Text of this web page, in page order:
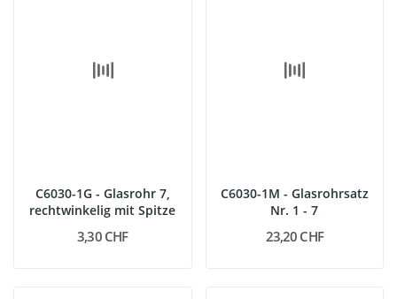
C6030-1G - Glasrohr 7,
rechtwinkelig mit Spitze
3,30 CHF
C6030-1M - Glasrohrsatz
Nr. 1 - 7
23,20 CHF